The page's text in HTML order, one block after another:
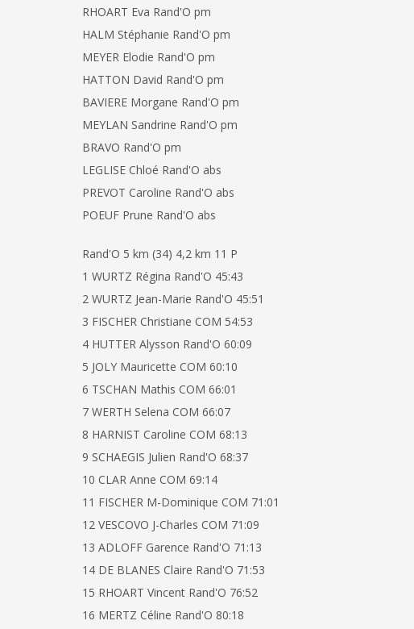
RHOART Eva Rand'O pm
HALM Stéphanie Rand'O pm
MEYER Elodie Rand'O pm
HATTON David Rand'O pm
BAVIERE Morgane Rand'O pm
MEYLAN Sandrine Rand'O pm
BRAVO Rand'O pm
LEGLISE Chloé Rand'O abs
PREVOT Caroline Rand'O abs
POEUF Prune Rand'O abs
Rand'O 5 km (34) 4,2 km 11 P
1 WURTZ Régina Rand'O 45:43
2 WURTZ Jean-Marie Rand'O 45:51
3 FISCHER Christiane COM 54:53
4 HUTTER Alysson Rand'O 60:09
5 JOLY Mauricette COM 60:10
6 TSCHAN Mathis COM 66:01
7 WERTH Selena COM 66:07
8 HARNIST Caroline COM 68:13
9 SCHAEGIS Julien Rand'O 68:37
10 CLAR Anne COM 69:14
11 FISCHER M-Dominique COM 71:01
12 VESCOVO J-Charles COM 71:09
13 ADLOFF Garence Rand'O 71:13
14 DE BLANES Claire Rand'O 71:53
15 RHOART Vincent Rand'O 76:52
16 MERTZ Céline Rand'O 80:18